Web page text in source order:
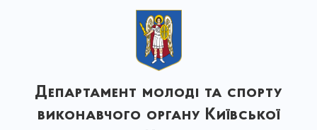
Департамент молоді та спорту
виконавчого органу Київської